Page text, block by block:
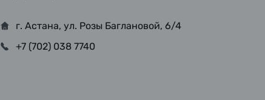
г. Астана, ул. Розы Баглановой, 6/4
+7 (702) 038 7740